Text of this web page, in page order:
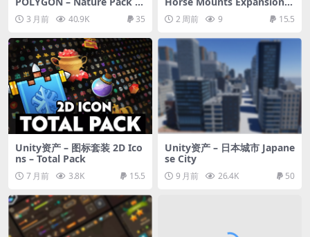
Art by Synty
3 月前 40.9K 35
ack Toon Series
2 周前 9 15.5
Unity资产 – 图标套装 2D Ico
ns – Total Pack
7 月前 3.8K 15.5
Unity资产 – 日本城市 Japane
se City
9 月前 26.4K 50